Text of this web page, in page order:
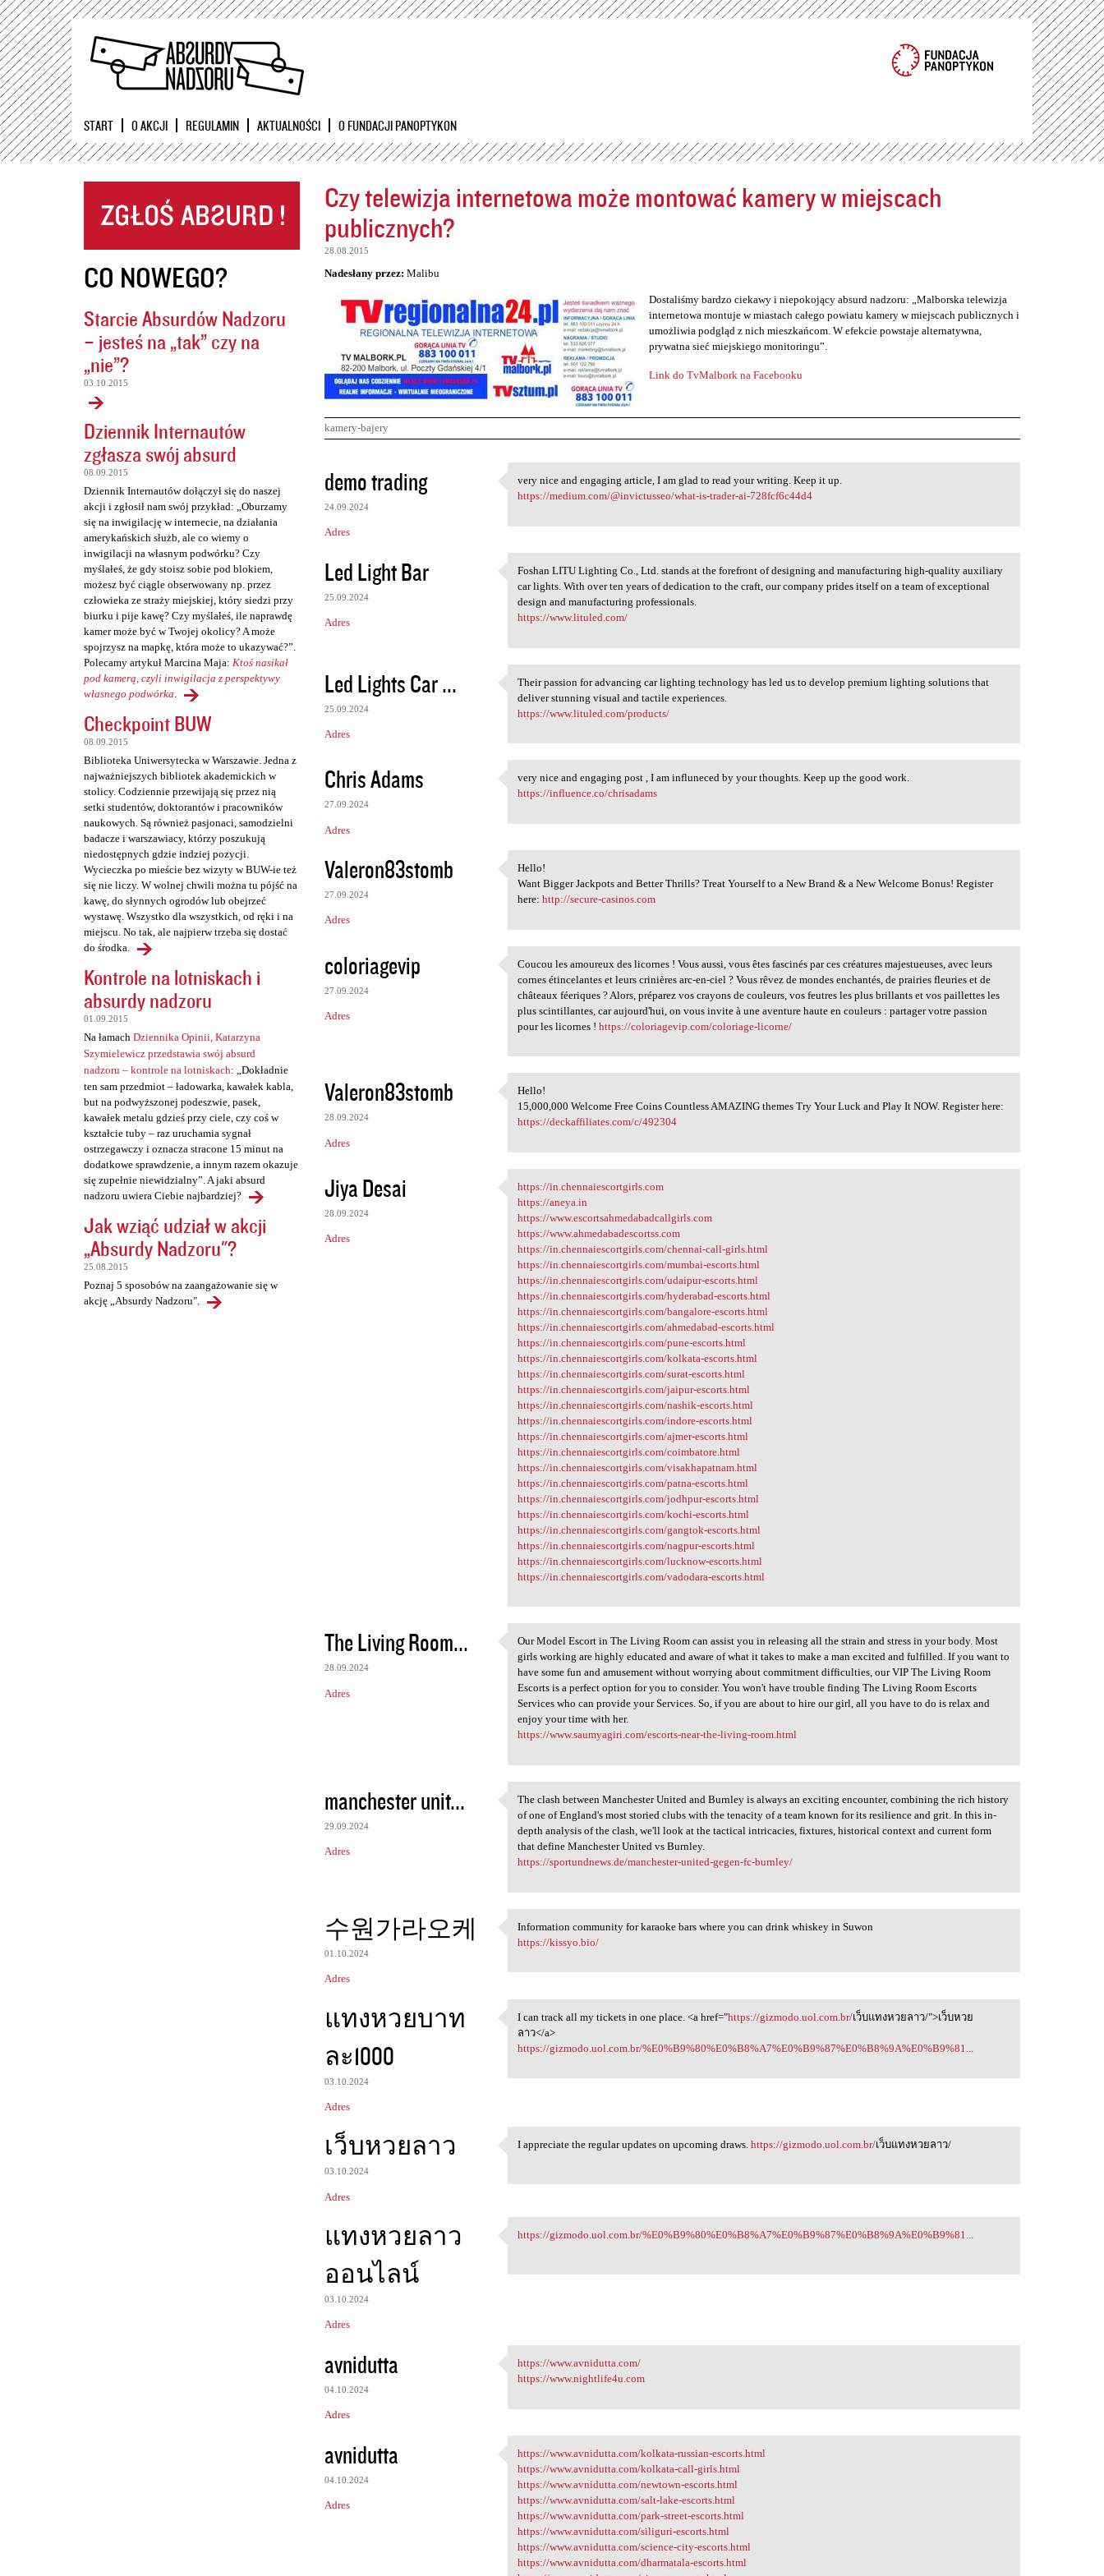
Przejdź
START O AKCJI REGULAMIN AKTUALNOŚCI O FUNDACJI PANOPTYKON
CO NOWEGO?
Starcie Absurdów Nadzoru
– jesteś na „tak” czy na
„nie”?
03.10.2015
Dziennik Internautów
zgłasza swój absurd
08.09.2015
Dziennik Internautów dołączył się do naszej
akcji i zgłosił nam swój przykład: „Oburzamy
się na inwigilację w internecie, na działania
amerykańskich służb, ale co wiemy o
inwigilacji na własnym podwórku? Czy
myślałeś, że gdy stoisz sobie pod blokiem,
możesz być ciągle obserwowany np. przez
człowieka ze straży miejskiej, który siedzi przy
biurku i pije kawę? Czy myślałeś, ile naprawdę
kamer może być w Twojej okolicy? A może
spojrzysz na mapkę, która może to ukazywać?”.
Polecamy artykuł Marcina Maja: Ktoś nasikał
pod kamerą, czyli inwigilacja z perspektywy
własnego podwórka.
Checkpoint BUW
08.09.2015
Biblioteka Uniwersytecka w Warszawie. Jedna z
najważniejszych bibliotek akademickich w
stolicy. Codziennie przewijają się przez nią
setki studentów, doktorantów i pracowników
naukowych. Są również pasjonaci, samodzielni
badacze i warszawiacy, którzy poszukują
niedostępnych gdzie indziej pozycji.
Wycieczka po mieście bez wizyty w BUW-ie też
się nie liczy. W wolnej chwili można tu pójść na
kawę, do słynnych ogrodów lub obejrzeć
wystawę. Wszystko dla wszystkich, od ręki i na
miejscu. No tak, ale najpierw trzeba się dostać
do środka.
Kontrole na lotniskach i
absurdy nadzoru
01.09.2015
Na łamach Dziennika Opinii, Katarzyna
Szymielewicz przedstawia swój absurd
nadzoru – kontrole na lotniskach: „Dokładnie
ten sam przedmiot – ładowarka, kawałek kabla,
but na podwyższonej podeszwie, pasek,
kawałek metalu gdzieś przy ciele, czy coś w
kształcie tuby – raz uruchamia sygnał
ostrzegawczy i oznacza stracone 15 minut na
dodatkowe sprawdzenie, a innym razem okazuje
się zupełnie niewidzialny”. A jaki absurd
nadzoru uwiera Ciebie najbardziej?
Jak wziąć udział w akcji
„Absurdy Nadzoru"?
25.08.2015
Poznaj 5 sposobów na zaangażowanie się w
akcję „Absurdy Nadzoru".
Czy telewizja internetowa może montować kamery w miejscach
publicznych?
28.08.2015
Nadesłany przez: Malibu
Dostaliśmy bardzo ciekawy i niepokojący absurd nadzoru: „Malborska telewizja
internetowa montuje w miastach całego powiatu kamery w miejscach publicznych i
umożliwia podgląd z nich mieszkańcom. W efekcie powstaje alternatywna,
prywatna sieć miejskiego monitoringu”.
Link do TvMalbork na Facebooku
kamery-bajery
K
o
m
e
n
t
r
e
demo trading
24.09.2024
Adres
very nice and engaging
very nice and engaging article, I am glad to read your writing. Keep it up.
https://medium.com/@invictusseo/what-is-trader-ai-728fcf6c44d4
Led Light Bar
25.09.2024
Adres
Foshan LITU Lighting Co., Ltd
Foshan LITU Lighting Co., Ltd. stands at the forefront of designing and manufacturing high-quality auxiliary
car lights. With over ten years of dedication to the craft, our company prides itself on a team of exceptional
design and manufacturing professionals.
https://www.lituled.com/
Led Lights Car ...
25.09.2024
Adres
Their passion for advancing
Their passion for advancing car lighting technology has led us to develop premium lighting solutions that
deliver stunning visual and tactile experiences.
https://www.lituled.com/products/
Chris Adams
27.09.2024
Adres
very nice and engaging post ,
very nice and engaging post , I am influneced by your thoughts. Keep up the good work.
https://influence.co/chrisadams
Valeron83stomb
27.09.2024
Adres
Hello!
Hello!
Want Bigger Jackpots and Better Thrills? Treat Yourself to a New Brand & a New Welcome Bonus! Register
here:http://secure-casinos.com
coloriagevip
27.09.2024
Adres
Coucou les amoureux des
Coucou les amoureux des licornes ! Vous aussi, vous êtes fascinés par ces créatures majestueuses, avec leurs
cornes étincelantes et leurs crinières arc-en-ciel ? Vous rêvez de mondes enchantés, de prairies fleuries et de
châteaux féeriques ? Alors, préparez vos crayons de couleurs, vos feutres les plus brillants et vos paillettes les
plus scintillantes, car aujourd'hui, on vous invite à une aventure haute en couleurs : partager votre passion
pour les licornes !https://coloriagevip.com/coloriage-licorne/
Valeron83stomb
28.09.2024
Adres
Hello!
Hello!
15,000,000 Welcome Free Coins Countless AMAZING themes Try Your Luck and Play It NOW. Register here:
https://deckaffiliates.com/c/492304
Jiya Desai
28.09.2024
Adres
https://in.chennaiescortgirls
https://in.chennaiescortgirls.com
https://aneya.in
https://www.escortsahmedabadcallgirls.com
https://www.ahmedabadescortss.com
https://in.chennaiescortgirls.com/chennai-call-girls.html
https://in.chennaiescortgirls.com/mumbai-escorts.html
https://in.chennaiescortgirls.com/udaipur-escorts.html
https://in.chennaiescortgirls.com/hyderabad-escorts.html
https://in.chennaiescortgirls.com/bangalore-escorts.html
https://in.chennaiescortgirls.com/ahmedabad-escorts.html
https://in.chennaiescortgirls.com/pune-escorts.html
https://in.chennaiescortgirls.com/kolkata-escorts.html
https://in.chennaiescortgirls.com/surat-escorts.html
https://in.chennaiescortgirls.com/jaipur-escorts.html
https://in.chennaiescortgirls.com/nashik-escorts.html
https://in.chennaiescortgirls.com/indore-escorts.html
https://in.chennaiescortgirls.com/ajmer-escorts.html
https://in.chennaiescortgirls.com/coimbatore.html
https://in.chennaiescortgirls.com/visakhapatnam.html
https://in.chennaiescortgirls.com/patna-escorts.html
https://in.chennaiescortgirls.com/jodhpur-escorts.html
https://in.chennaiescortgirls.com/kochi-escorts.html
https://in.chennaiescortgirls.com/gangtok-escorts.html
https://in.chennaiescortgirls.com/nagpur-escorts.html
https://in.chennaiescortgirls.com/lucknow-escorts.html
https://in.chennaiescortgirls.com/vadodara-escorts.html
The Living Room...
28.09.2024
Adres
Our Model Escort in The
Our Model Escort in The Living Room can assist you in releasing all the strain and stress in your body. Most
girls working are highly educated and aware of what it takes to make a man excited and fulfilled. If you want to
have some fun and amusement without worrying about commitment difficulties, our VIP The Living Room
Escorts is a perfect option for you to consider. You won't have trouble finding The Living Room Escorts
Services who can provide your Services. So, if you are about to hire our girl, all you have to do is relax and
enjoy your time with her.
https://www.saumyagiri.com/escorts-near-the-living-room.html
manchester unit...
29.09.2024
Adres
The clash between Manchester
The clash between Manchester United and Burnley is always an exciting encounter, combining the rich history
of one of England's most storied clubs with the tenacity of a team known for its resilience and grit. In this in-
depth analysis of the clash, we'll look at the tactical intricacies, fixtures, historical context and current form
that define Manchester United vs Burnley.
https://sportundnews.de/manchester-united-gegen-fc-burnley/
수원가라오케
01.10.2024
Adres
Information community for
Information community for karaoke bars where you can drink whiskey in Suwon
https://kissyo.bio/
แทงหวยบาท
ละ1000
03.10.2024
Adres
I can track all my tickets in
I can track all my tickets in one place. <a href="https://gizmodo.uol.com.br/เว็บแทงหวยลาว/">เว็บหวย
ลาว</a>
https://gizmodo.uol.com.br/%E0%B9%80%E0%B8%A7%E0%B9%87%E0%B8%9A%E0%B9%81...
เว็บหวยลาว
03.10.2024
Adres
I appreciate the regular
I appreciate the regular updates on upcoming draws.https://gizmodo.uol.com.br/เว็บแทงหวยลาว/
แทงหวยลาว
ออนไลน์
03.10.2024
Adres
https://gizmodo.uol.com.br/
https://gizmodo.uol.com.br/%E0%B9%80%E0%B8%A7%E0%B9%87%E0%B8%9A%E0%B9%81...
avnidutta
04.10.2024
Adres
https://www.avnidutta.com/
https://www.avnidutta.com/
https://www.nightlife4u.com
avnidutta
04.10.2024
Adres
https://www.avnidutta.com
https://www.avnidutta.com/kolkata-russian-escorts.html
https://www.avnidutta.com/kolkata-call-girls.html
https://www.avnidutta.com/newtown-escorts.html
https://www.avnidutta.com/salt-lake-escorts.html
https://www.avnidutta.com/park-street-escorts.html
https://www.avnidutta.com/siliguri-escorts.html
https://www.avnidutta.com/science-city-escorts.html
https://www.avnidutta.com/dharmatala-escorts.html